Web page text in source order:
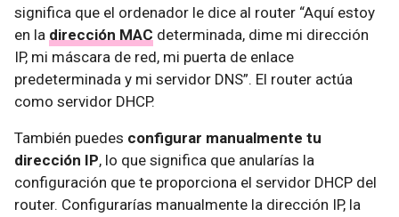
significa que el ordenador le dice al router “Aquí estoy
en la dirección MAC determinada, dime mi dirección
IP, mi máscara de red, mi puerta de enlace
predeterminada y mi servidor DNS”. El router actúa
como servidor DHCP.
También puedes configurar manualmente tu
dirección IP, lo que significa que anularías la
configuración que te proporciona el servidor DHCP del
router. Configurarías manualmente la dirección IP, la